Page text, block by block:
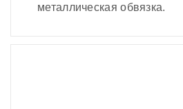
металлическая обвязка.